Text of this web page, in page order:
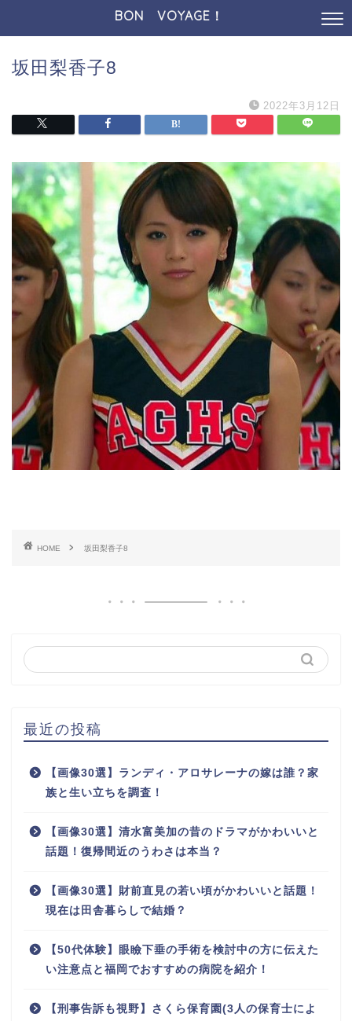
BON VOYAGE！
坂田梨香子8
2022年3月12日
HOME 坂田梨香子8
最近の投稿
【画像30選】ランディ・アロサレーナの嫁は誰？家
族と生い立ちを調査！
【画像30選】清水富美加の昔のドラマがかわいいと
話題！復帰間近のうわさは本当？
【画像30選】財前直見の若い頃がかわいいと話題！
現在は田舎暮らしで結婚？
【50代体験】眼瞼下垂の手術を検討中の方に伝えた
い注意点と福岡でおすすめの病院を紹介！
【刑事告訴も視野】さくら保育園(3人の保育士によ